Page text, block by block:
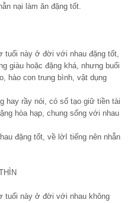
nại làm ăn đặng tốt.
tuổi này ở đời với nhau đặng tốt,
giàu hoặc đặng khá, nhưng buổi
hào con trung bình, vật dụng
hay rầy nói, có số tạo giữ tiền tài
hòa hạp, chung sống với nhau
đặng tốt, về lờI tiếng nên nhẫn
tuổi này ở đời với nhau không